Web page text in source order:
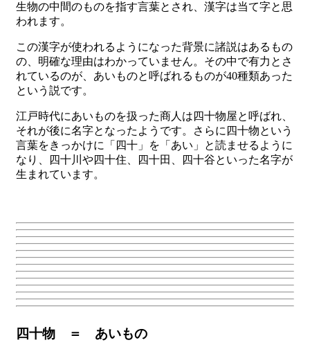
生物の中間のものを指す言葉とされ、漢字は当て字と思
われます。
この漢字が使われるようになった背景に諸説はあるもの
の、明確な理由はわかっていません。その中で有力とさ
れているのが、あいものと呼ばれるものが40種類あった
という説です。
江戸時代にあいものを扱った商人は四十物屋と呼ばれ、
それが後に名字となったようです。さらに四十物という
言葉をきっかけに「四十」を「あい」と読ませるように
なり、四十川や四十住、四十田、四十谷といった名字が
生まれています。
四十物 ＝ あいもの